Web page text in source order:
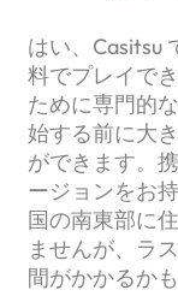
はい、Casitsu
料でプレイで
ために専門的
始する前に大
ができます。
ージョンをお
国の南東部に
ませんが、ラ
間がかかるか